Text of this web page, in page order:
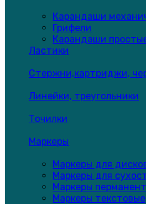
Карандаши
Грифели
Карандаши
Ластики
Стержни,картриджи,
Линейки, треугольники
Точилки
Маркеры
Маркеры для
Маркеры для
Маркеры
Маркеры текстовые